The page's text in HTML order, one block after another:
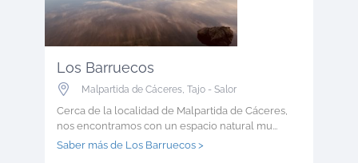
Los Barruecos
Malpartida de Cáceres Tajo - Salor
Cerca de la localidad de Malpartida de Cáceres,
nos encontramos con un espacio natural mu...
Saber más de Los Barruecos >